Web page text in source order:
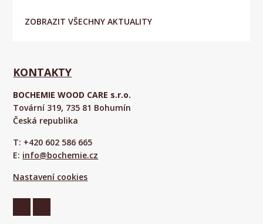
ZOBRAZIT VŠECHNY AKTUALITY
KONTAKTY
BOCHEMIE WOOD CARE s.r.o.
Tovární 319, 735 81 Bohumín
Česká republika
T: +420 602 586 665
E: info@bochemie.cz
Nastavení cookies